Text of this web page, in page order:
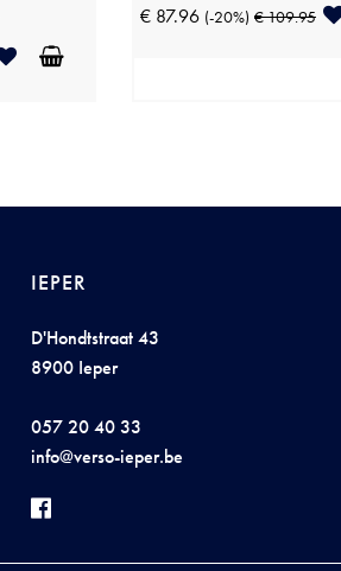
€ 87.96 (-20%) € 109.95
IEPER
D'Hondtstraat 43
8900 Ieper
057 20 40 33
info@verso-ieper.be